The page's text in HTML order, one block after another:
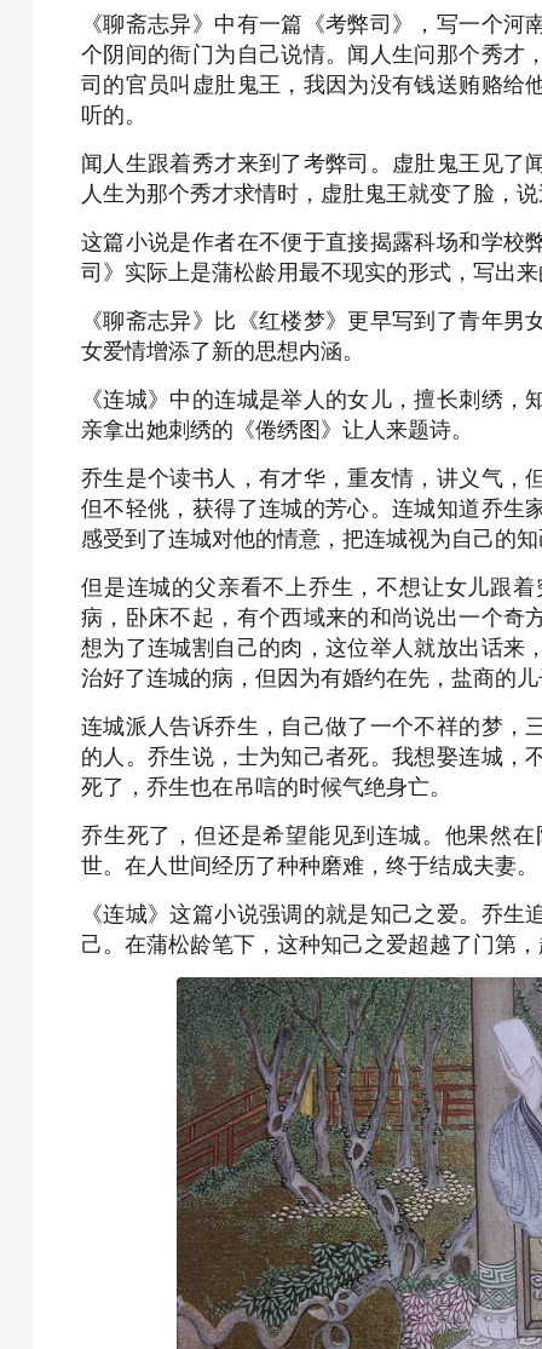
《聊斋志异》中有一篇《考弊司》，写一个
个阴间的衙门为自己说情。闻人生问那个秀才
司的官员叫虚肚鬼王，我因为没有钱送贿赂给
听的。
闻人生跟着秀才来到了考弊司。虚肚鬼王见了
人生为那个秀才求情时，虚肚鬼王就变了脸，
这篇小说是作者在不便于直接揭露科场和学校
司》实际上是蒲松龄用最不现实的形式，写出
《聊斋志异》比《红楼梦》更早写到了青年
女爱情增添了新的思想内涵。
《连城》中的连城是举人的女儿，擅长刺绣
亲拿出她刺绣的《倦绣图》让人来题诗。
乔生是个读书人，有才华，重友情，讲义气，
但不轻佻，获得了连城的芳心。连城知道乔生
感受到了连城对他的情意，把连城视为自己的
但是连城的父亲看不上乔生，不想让女儿跟
病，卧床不起，有个西域来的和尚说出一个奇
想为了连城割自己的肉，这位举人就放出话来
治好了连城的病，但因为有婚约在先，盐商的
连城派人告诉乔生，自己做了一个不祥的梦，
的人。乔生说，士为知己者死。我想娶连城，
死了，乔生也在吊唁的时候气绝身亡。
乔生死了，但还是希望能见到连城。他果然
世。在人世间经历了种种磨难，终于结成夫妻。
《连城》这篇小说强调的就是知己之爱。乔
己。在蒲松龄笔下，这种知己之爱超越了门第